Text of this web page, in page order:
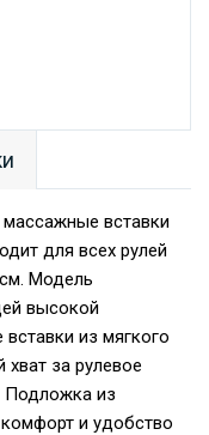
массажные вставки
для всех рулей
Модель
высокой
из мягкого
за рулевое
Подложка из
и удобство